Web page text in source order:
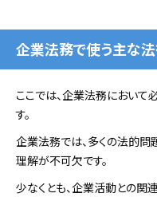
企業法務で使う主な法
ここでは、企業法務におい
す。
企業法務では、多くの法的問
理解が不可欠です。
少なくとも、企業活動との関